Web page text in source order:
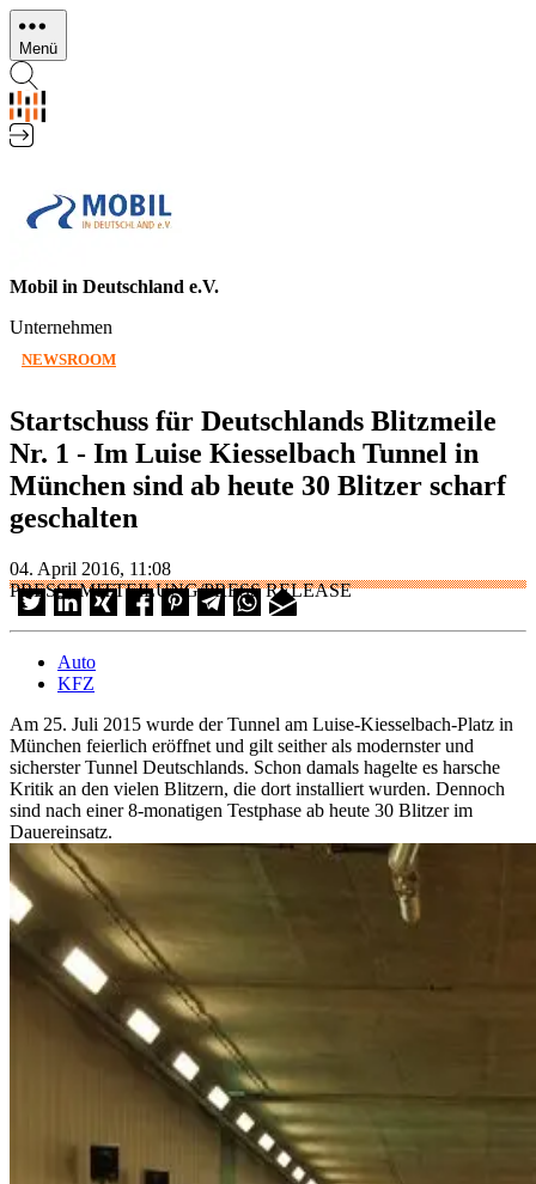
Direkt
zum
Inhalt
Menü
Mobil in Deutschland e.V.
Unternehmen
NEWSROOM
Startschuss für Deutschlands Blitzmeile
Nr. 1 - Im Luise Kiesselbach Tunnel in
München sind ab heute 30 Blitzer scharf
geschalten
04. April 2016, 11:08
PRESSEMITTEILUNG/PRESS RELEASE
Auto
KFZ
Am 25. Juli 2015 wurde der Tunnel am Luise-Kiesselbach-Platz in
München feierlich eröffnet und gilt seither als modernster und
sicherster Tunnel Deutschlands. Schon damals hagelte es harsche
Kritik an den vielen Blitzern, die dort installiert wurden. Dennoch
sind nach einer 8-monatigen Testphase ab heute 30 Blitzer im
Dauereinsatz.